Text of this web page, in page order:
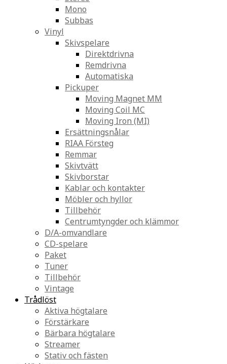
Mono
Subbas
Vinyl
Skivspelare
Direktdrivna
Remdrivna
Automatiska
Pickuper
Moving Magnet MM
Moving Coil MC
Moving Iron (MI)
Ersättningsnålar
RIAA Försteg
Remmar
Skivtvätt
Skivborstar
Kablar och kontakter
Möbler och hyllor
Tillbehör
Centrumtyngder och klämmor
D/A-omvandlare
CD-spelare
Paket
Tuner
Tillbehör
Vintage
Trådlöst
Aktiva högtalare
Förstärkare
Bärbara högtalare
Streamer
Stativ och fästen